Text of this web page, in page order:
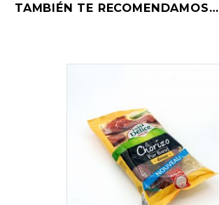
TAMBIÉN TE RECOMENDAMOS…